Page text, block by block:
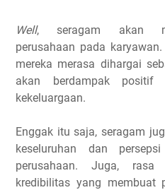
Well, seragam akan
perusahaan pada
mereka merasa dihargai
akan berdampak positif
kekeluargaan.
Enggak itu saja, seragam
keseluruhan dan
perusahaan. Juga,
kredibilitas yang membuat